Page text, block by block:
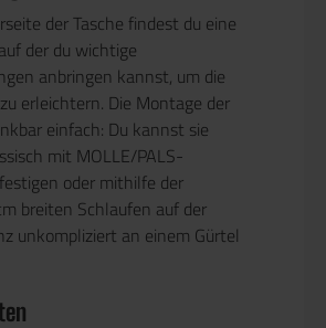
der Tasche findest du eine
der du wichtige
anbringen kannst, um die
erleichtern. Die Montage der
einfach: Du kannst sie
mit MOLLE/PALS-
oder mithilfe der
breiten Schlaufen auf der
unkompliziert an einem Gürtel